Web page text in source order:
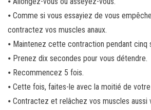
⦁ Comme si vous essayiez de vous
contractez vos muscles anaux.
⦁ Maintenez cette contraction pendant cinq
⦁ Prenez dix secondes pour vous détendre.
⦁ Recommencez 5 fois.
⦁ Cette fois, faites-le avec la moitié de
⦁ Contractez et relâchez vos muscles aussi